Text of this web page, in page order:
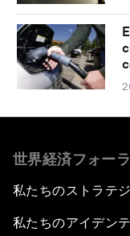
世界経済フォー
私たちのストラテ
私たちのアイデン